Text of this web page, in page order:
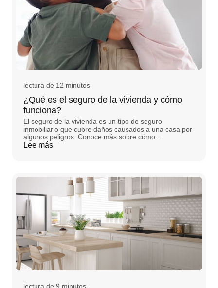
lectura de 12 minutos
¿Qué es el seguro de la vivienda y cómo
funciona?
El seguro de la vivienda es un tipo de seguro
inmobiliario que cubre daños causados a una casa por
algunos peligros. Conoce más sobre cómo ...
Lee más
lectura de 9 minutos